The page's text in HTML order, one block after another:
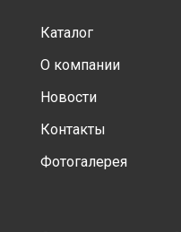
Каталог
О компании
Новости
Контакты
Фотогалерея